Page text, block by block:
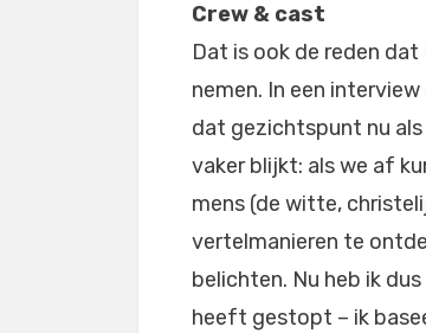
Crew & cast
Dat is ook de reden
nemen. In een
dat gezichtspunt nu
vaker blijkt: als we af
mens (de witte,
vertelmanieren te
belichten. Nu heb ik
heeft gestopt – ik